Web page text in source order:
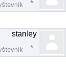
stanley